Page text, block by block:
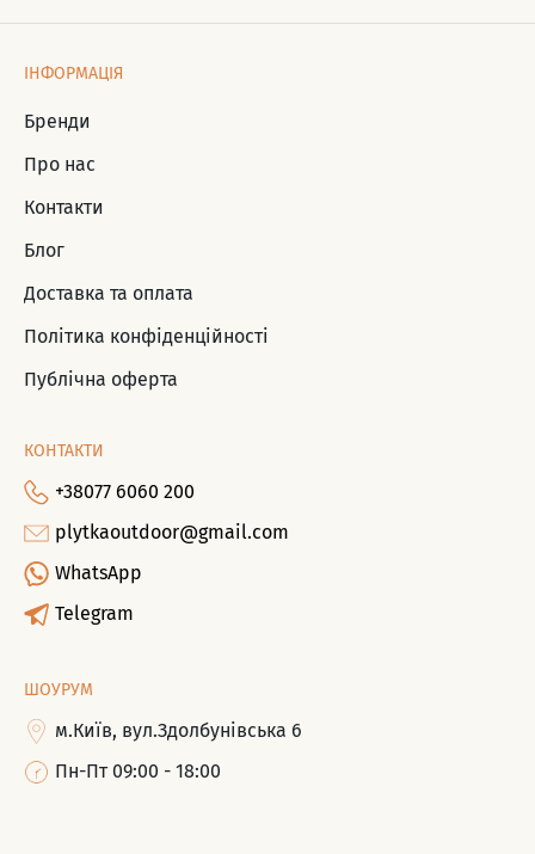
ІНФОРМАЦІЯ
Бренди
Про нас
Контакти
Блог
Доставка та оплата
Політика конфіденційності
Публічна оферта
КОНТАКТИ
+38077 6060 200
plytkaoutdoor@gmail.com
WhatsApp
Telegram
ШОУРУМ
м.Київ, вул.Здолбунівська 6
Пн-Пт 09:00 - 18:00